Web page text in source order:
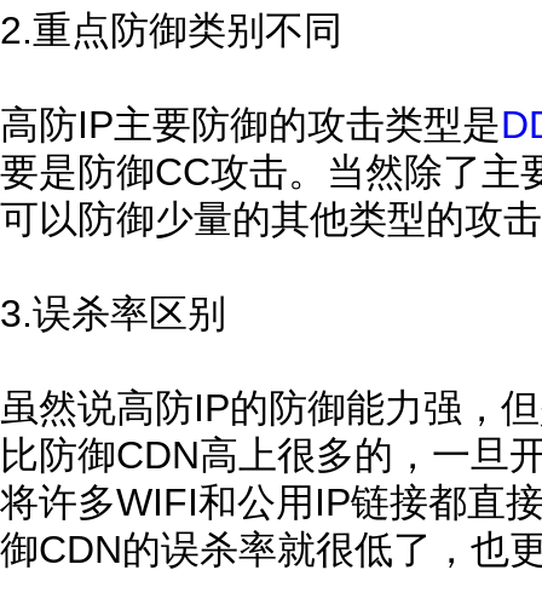
2.重点防御类别不同
高防IP主要防御的攻击类型是
要是防御CC攻击。当然除了主
可以防御少量的其他类型的攻
3.误杀率区别
虽然说高防IP的防御能力强，
比防御CDN高上很多的，一旦
将许多WIFI和公用IP链接都直
御CDN的误杀率就很低了，也